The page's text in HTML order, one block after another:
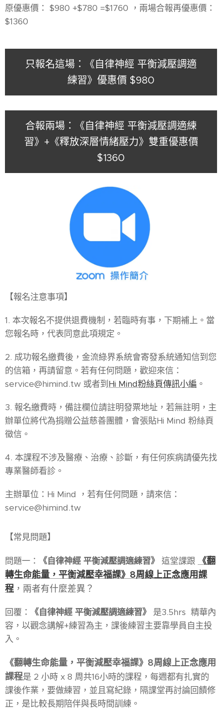
原優惠價： $980 +$780 =$1760 ，兩場合報再優惠價：
$1360
只報名這場：《自律神經 平衡減壓調適
練習》優惠價 $980
合報兩場：《自律神經 平衡減壓調適練
習》+《釋放深層情緒壓力》雙重優惠價
$1360
【報名注意事項】
1. 本次報名不提供退費機制，若臨時有事，下期補上。當
您報名時，代表同意此項規定。
2. 成功報名繳費後，金流綠界系統會寄發系統通知信到您
的信箱，再請留意。若有任何問題，歡迎來信：
service@himind.tw 或者到 Hi Mind粉絲頁傳訊小編 。
3. 報名繳費時，備註欄位請註明發票地址，若無註明，主
辦單位將代為捐贈公益慈善團體，會張貼Hi Mind 粉絲頁
徵信。
4. 本課程不涉及醫療、治療、診斷，有任何疾病請優先找
專業醫師看診。
主辦單位：Hi Mind ，若有任何問題，請來信：
service@himind.tw
【常見問題】
問題一： 《自律神經 平衡減壓調適練習》 這堂課跟
《翻
轉生命能量，平衡減壓幸福課》8周線上正念應用課
程 ，兩者有什麼差異？
回覆： 《自律神經 平衡減壓調適練習》
是3.5hrs 精華內
容，以觀念講解+練習為主，課後練習主要靠學員自主投
入。
《翻轉生命能量，平衡減壓幸福課》8周線上正念應用
課程是 2 小時 x 8 周共16小時的課程，每週都有扎實的
課後作業，要做練習，並且寫紀錄，隔課堂再討論回饋修
正，是比較長期陪伴與長時間訓練。